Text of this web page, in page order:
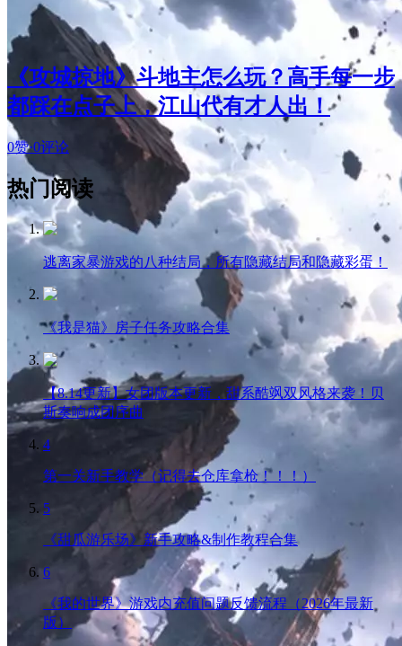
《攻城掠地》斗地主怎么玩？高手每一步
都踩在点子上，江山代有才人出！
0赞·0评论
热门阅读
逃离家暴游戏的八种结局，所有隐藏结局和隐藏彩蛋！
《我是猫》房子任务攻略合集
【8.14更新】女团版本更新，甜系酷飒双风格来袭！贝
斯奏响成团序曲
4
第一关新手教学（记得去仓库拿枪！！！）
5
《甜瓜游乐场》新手攻略&制作教程合集
6
《我的世界》游戏内充值问题反馈流程（2026年最新
版）